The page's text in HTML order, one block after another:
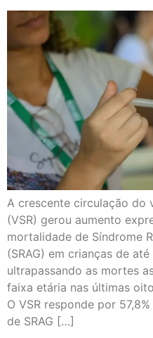
A crescente circulação do
(VSR) gerou aumento
mortalidade de Síndrome
(SRAG) em crianças de
ultrapassando as mortes
faixa etária nas últimas
O VSR responde por
de SRAG […]